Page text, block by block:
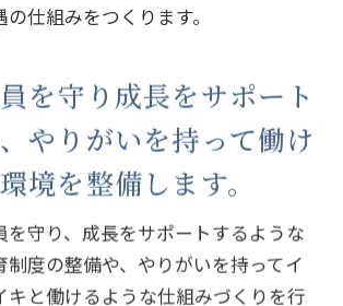
の仕組みをつくります。
を守り成長をサポート
やりがいを持って働け
境を整備します。
を守り、成長をサポートするような
制度の整備や、 やりがいを持ってイ
キと働けるような仕組みづくりを行